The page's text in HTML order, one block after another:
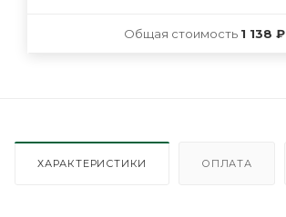
Общая стоимость 1 138 ₽
ХАРАКТЕРИСТИКИ ОПЛАТА